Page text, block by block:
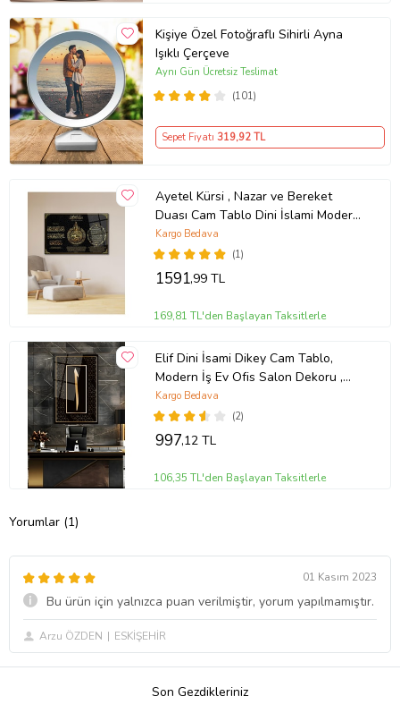
Kişiye Özel Fotoğraflı Sihirli Ayna
Işıklı Çerçeve
(101)
Aynı Gün Ücretsiz Teslimat
Sepet Fiyatı 319,92 TL
Ayetel Kürsi , Nazar ve Bereket
Duası Cam Tablo Dini İslami Modern
Ev Ofis Salon Hediyelik Tablo (Çok
Renkli)
(1)
Kargo Bedava
1591,99 TL
169,81 TL'den Başlayan Taksitlerle
Elif Dini İsami Dikey Cam Tablo,
Modern İş Ev Ofis Salon Dekoru ,
Hediyelik Duvar Dekoru (Çok Renkli)
(2)
Kargo Bedava
997,12 TL
106,35 TL'den Başlayan Taksitlerle
Yorumlar (1)
01 Kasım 2023
Bu ürün için yalnızca puan verilmiştir, yorum yapılmamıştır.
Arzu ÖZDEN ESKİŞEHİR
Son Gezdikleriniz